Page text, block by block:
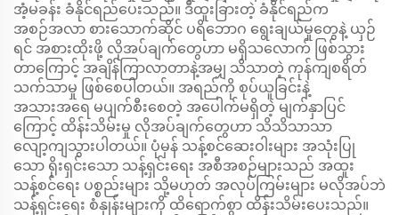
အံ့မခန်း ခံနိုင်ရည်ပေးသည်။ ဒီထူးခြားတဲ့ ခံနိုင်ရည်က
အစဉ်အလာ စားသောက်ဆိုင် ပရိဘောဂ ရွေးချယ်မှုတွေနဲ့ ယှဉ်
ရင် အစားထိုးဖို့ လိုအပ်ချက်တွေဟာ မရှိသလောက် ဖြစ်သွား
တာကြောင့် အချိန်ကြာလာတာနဲ့အမျှ သိသာတဲ့ ကုန်ကျစရိတ်
သက်သာမှု ဖြစ်စေပါတယ်။ အရည်ကို စုပ်ယူခြင်းနဲ့
အသားအရေ မပျက်စီးစေတဲ့ အပေါက်မရှိတဲ့ မျက်နှာပြင်
ကြောင့် ထိန်းသိမ်းမှု လိုအပ်ချက်တွေဟာ သိသိသာသာ
လျော့ကျသွားပါတယ်။ ပုံမှန် သန့်စင်ဆေးဝါးများ အသုံးပြု
သော ရိုးရှင်းသော သန့်ရှင်းရေး အစီအစဉ်များသည် အထူး
သန့်စင်ရေး ပစ္စည်းများ သို့မဟုတ် အလုပ်ကြမ်းများ မလိုအပ်ဘဲ
သန့်ရှင်းရေး စံနှုန်းများကို ထိရောက်စွာ ထိန်းသိမ်းပေးသည်။